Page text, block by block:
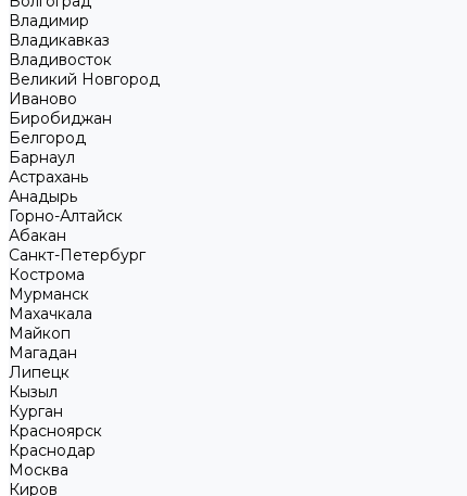
Владимир
Владикавказ
Владивосток
Великий Новгород
Иваново
Биробиджан
Белгород
Барнаул
Астрахань
Анадырь
Горно-Алтайск
Абакан
Санкт-Петербург
Кострома
Мурманск
Махачкала
Майкоп
Магадан
Липецк
Кызыл
Курган
Красноярск
Краснодар
Москва
Киров